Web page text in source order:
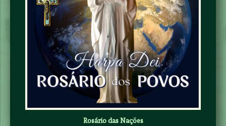
Rosário das Nações